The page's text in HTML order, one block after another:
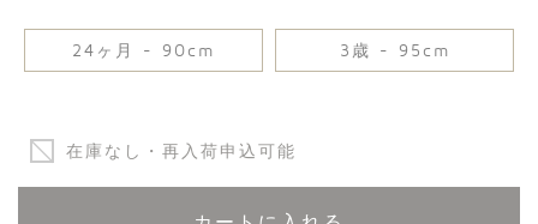
24ヶ月 - 90cm 3歳 - 95cm
在庫なし・再入荷申込可能